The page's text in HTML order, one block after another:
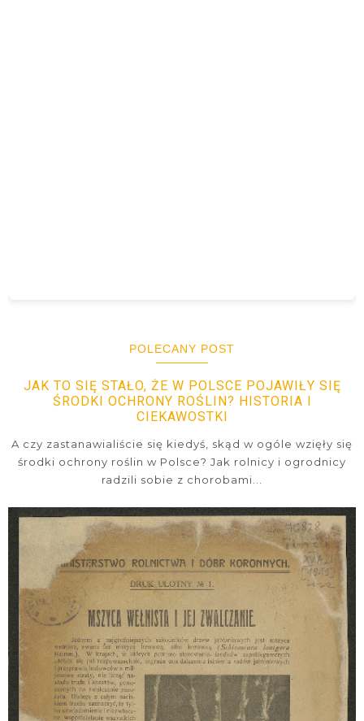
POLECANY POST
JAK TO SIĘ STAŁO, ŻE W POLSCE POJAWIŁY SIĘ
ŚRODKI OCHRONY ROŚLIN? HISTORIA I
CIEKAWOSTKI
A czy zastanawialiście się kiedyś, skąd w ogóle wzięły się
środki ochrony roślin w Polsce? Jak rolnicy i ogrodnicy
radzili sobie z chorobami...